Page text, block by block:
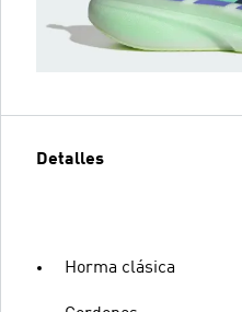
Detalles
Horma clásica